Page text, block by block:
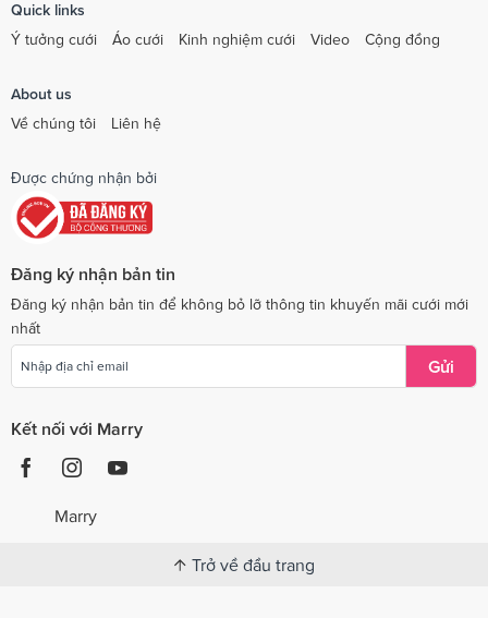
Quick links
Ý tưởng cưới
Áo cưới Kinh nghiệm cưới Video Cộng đồng
About us
Về chúng tôi
Liên hệ
Được chứng nhận bởi
Đăng ký nhận bản tin
Đăng ký nhận bản tin để không bỏ lỡ thông tin khuyến mãi cưới mới
nhất
Gửi
Kết nối với Marry
Marry
Trở về đầu trang